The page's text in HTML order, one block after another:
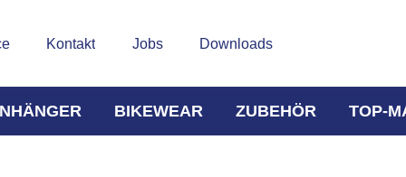
Kontakt Jobs Downloads
BIKEWEAR ZUBEHÖR TOP-